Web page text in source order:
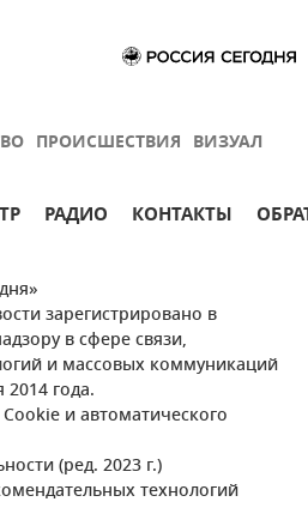
ПРОИСШЕСТВИЯ ВИЗУАЛ
РАДИО КОНТАКТЫ
зарегистрировано в
в сфере связи,
и массовых коммуникаций
года.
и автоматического
(ред. 2023 г.)
технологий